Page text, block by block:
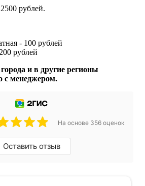
рублей.
- 100 рублей
рублей
и в другие регионы
с менеджером.
На основе 356 оценок
Оставить отзыв